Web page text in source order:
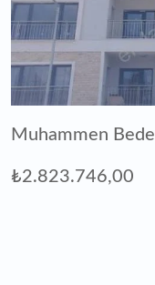
Muhammen Bedel
₺2.823.746,00